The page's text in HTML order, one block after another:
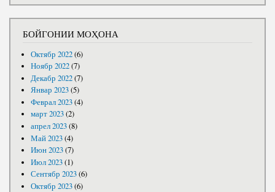
БОЙГОНИИ МОҲОНА
Октябр 2022(6)
Ноябр 2022(7)
Декабр 2022(7)
Январ 2023(5)
Феврал 2023(4)
март 2023(2)
апрел 2023(8)
Май 2023(4)
Июн 2023(7)
Июл 2023(1)
Сентябр 2023(6)
Октябр 2023(6)